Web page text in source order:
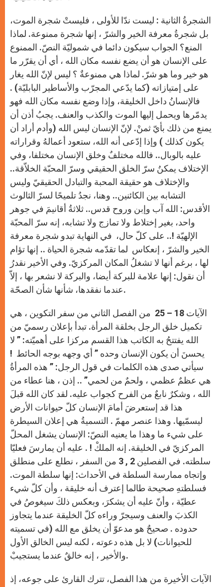
الشجرةُ الثانية : ليست ندّا للأولى ، فليستْ شجرة الموت،
بل شجرةُ معرفة الخير والشرّ ، إنها شجرة ممنوعة. لماذا
المنع؟ الجواب سيكون دائما في شموليّة النصّ. الممنوع
على الإنسان هو أن يضع نفسه مكان الله ، أي أن يقرّر ما
هو خير وما هو شرّ. لماذا هي ممنوعةٌ ؟ ليس لإنّ الله يغار
على إمتيازاته (كما يدّعي المجرّب والأساطير البابليّة) .
فالإنسانُ داخل الخليقة، وإذا وضع نفسه مكان الله فهو
يدمّرها ويحمل إليها الموت والكذب والعنف. يجبُ أذن أن
يمنع من ذلك بأيّ ثمنْ. لإنّ الإنسان ليس الله (وأدم أراد أن
يكون كذلك ) وإذا إدّعى أنه الله، ستعود أعمالهُ وقراراته
عليه بالوبال.. فالله مختلفٌ وخلق الإنسان مختلفا، وفي
الإختلاف يمكنُ سرّ الخلق الحقيقي وسرّ المحبّة الخلاّقة..
والإختلاف هو حقيقة المحبة والتبادل الحقيقيّ وليس
التشابه بين الكائنين.. وهنا، نجدُ تلميحًا لسرّ الثالوث
الأقدس: الله آب وإبن وروح قدس.. ثلاثةُ أقانيمَ في جوهر
واحد، بغير إختلاط ولا تمازج ولا تشابه، إنه سرّ المحبّة
الإلهيّة !.. على كلّ حال، في النهاية تبدو شجرة معرفة
الخير والشرّ ، إنعكاس لما تقدّمه شجرة الحياة .. إنها تؤام
لها ، برغم أنها لا تشغلُ المكان المركزيّ. وفي الأخير نقدرُ
أن نقول: إنها علامة للبركة أيضا، والبركة لا نشعر بها ، إلاّ
عندما نفقدها، شأنها شأن الصحّة.
الآيات 18 – 25 من الفصل الثاني من سفر التكوين ، هي
تكميل خلق الرجل بخلقة المرأة. تبدأ بإعلان رسميّ من
الله يفتتحُ به الكاتب هذا القسم مركزا على أهميّته: ” لا
يحسنَ أن يكون الإنسان وحده ” أي وجهه بوجه الحائط !
سيأتي صدى هذه الكلمات في قول الرجل: ” هذه المرأةُ
هي عظمٌ عظمي ، ولحمٌ من لحمي” .. إذن ، هنا عطاء من
الله ، وشكرٌ نابعٌ من الفرح كجواب عليه. لقد كان الله قبلَ
هذا قد إستعرضَ أمامَ الإنسان كلّ حيوانات الأرض
ليسمّيها. وهذا عنصر مهمّ . التسميةُ هي إعلان السيطرة
على شيء ما وهذا ما يعنيه النصّ: الإنسان يشغل المحلّ
المركزيّ في الخليقة. إنه الملكْ ! . عليه أن يمارسَ فعليّا
سلطته. في الفصلين 2 , 3 من السفر ، نطلع على منطلق
وإتجاه ممارسة السلطة في الأحداث: إنها سلطة الموت.
فسلطتهِ صحيحة طالما إعترف أنه خليقة ، وأن كلّ شيء
عطيّة ، وأنّ عليه أن يشكرَ، وبعكس ذلكَ سيغوصُ في
الكذبَ والعنف وسيجرّ وراءه كلّ الخليقة عندما يتجاوز
حدوده . صحيحٌ هو مدعوّ أن يخلق مع الله (في تسميته
للحيوانات) لا بل هذه دعوته ، لكنه ليس الخالق الأول
والأخير ، إنه خالقٌ عندما يستجيبْ.
الآيات الأخيرة من هذا الفصل، تترك القارئ على جوعه، إذ